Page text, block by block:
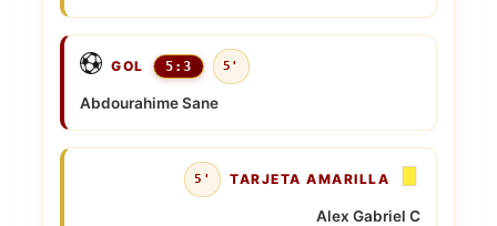
GOL 5:3 5'
Abdourahime Sane
5' TARJETA AMARILLA
Alex Gabriel C